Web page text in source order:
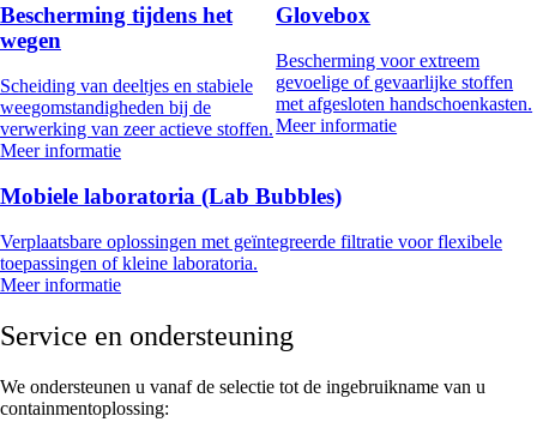
Bescherming tijdens het
wegen
Scheiding van deeltjes en stabiele
weegomstandigheden bij de
verwerking van zeer actieve stoffen.
Meer informatie
Glovebox
Bescherming voor extreem
gevoelige of gevaarlijke stoffen
met afgesloten handschoenkasten.
Meer informatie
Mobiele laboratoria (Lab Bubbles)
Verplaatsbare oplossingen met geïntegreerde filtratie voor flexibele
toepassingen of kleine laboratoria.
Meer informatie
Service en ondersteuning
We ondersteunen u vanaf de selectie tot de ingebruikname van u
containmentoplossing: